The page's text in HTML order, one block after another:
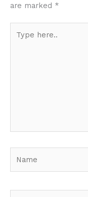
are marked *
here..